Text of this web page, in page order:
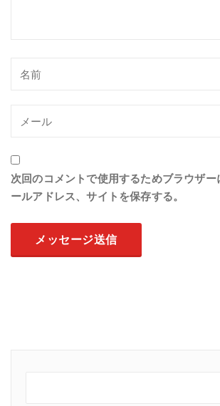
次回のコメントで使用するためブラウザー
ールアドレス、サイトを保存する。